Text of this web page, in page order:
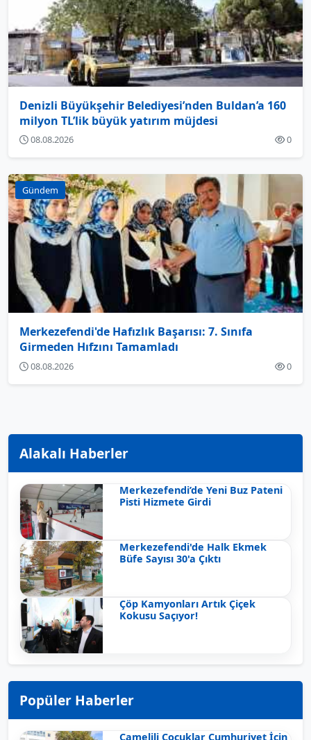
Denizli Büyükşehir Belediyesi’nden Buldan’a 160
milyon TL’lik büyük yatırım müjdesi
08.08.2026 0
Gündem
Merkezefendi'de Hafızlık Başarısı: 7. Sınıfa
Girmeden Hıfzını Tamamladı
08.08.2026 0
Alakalı Haberler
Merkezefendi’de Yeni Buz Pateni
Pisti Hizmete Girdi
Merkezefendi'de Halk Ekmek
Büfe Sayısı 30'a Çıktı
Çöp Kamyonları Artık Çiçek
Kokusu Saçıyor!
Popüler Haberler
Çamelili Çocuklar Cumhuriyet İçin